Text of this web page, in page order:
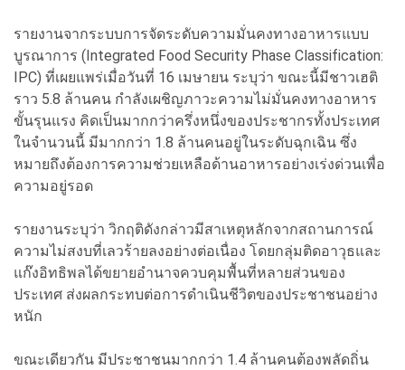
รายงานจากระบบการจัดระดับความมั่นคงทางอาหารแบบ
บูรณาการ (Integrated Food Security Phase Classification:
IPC) ที่เผยแพร่เมื่อวันที่ 16 เมษายน ระบุว่า ขณะนี้มีชาวเฮติ
ราว 5.8 ล้านคน กำลังเผชิญภาวะความไม่มั่นคงทางอาหาร
ขั้นรุนแรง คิดเป็นมากกว่าครึ่งหนึ่งของประชากรทั้งประเทศ
ในจำนวนนี้ มีมากกว่า 1.8 ล้านคนอยู่ในระดับฉุกเฉิน ซึ่ง
หมายถึงต้องการความช่วยเหลือด้านอาหารอย่างเร่งด่วนเพื่อ
ความอยู่รอด
รายงานระบุว่า วิกฤติดังกล่าวมีสาเหตุหลักจากสถานการณ์
ความไม่สงบที่เลวร้ายลงอย่างต่อเนื่อง โดยกลุ่มติดอาวุธและ
แก๊งอิทธิพลได้ขยายอำนาจควบคุมพื้นที่หลายส่วนของ
ประเทศ ส่งผลกระทบต่อการดำเนินชีวิตของประชาชนอย่าง
หนัก
ขณะเดียวกัน มีประชาชนมากกว่า 1.4 ล้านคนต้องพลัดถิ่น